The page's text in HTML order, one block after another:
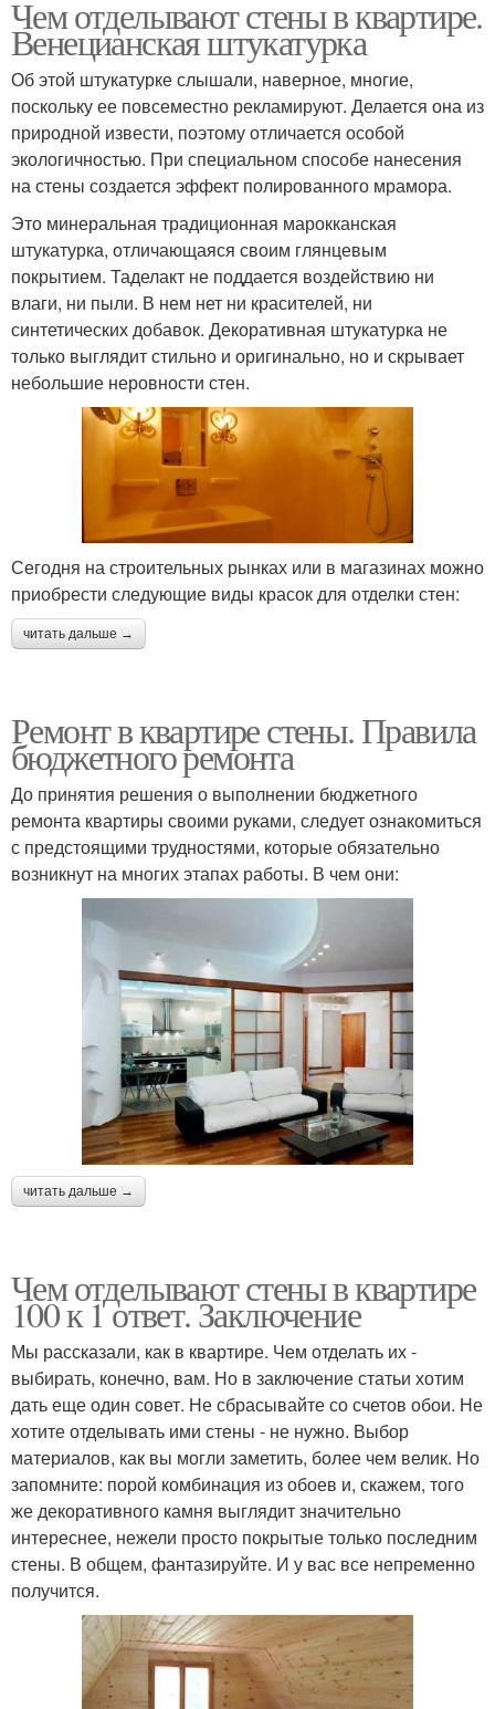
Чем отделывают стены в квартире.
Венецианская штукатурка
Об этой штукатурке слышали, наверное, многие,
поскольку ее повсеместно рекламируют. Делается она из
природной извести, поэтому отличается особой
экологичностью. При специальном способе нанесения
на стены создается эффект полированного мрамора.
Это минеральная традиционная марокканская
штукатурка, отличающаяся своим глянцевым
покрытием. Таделакт не поддается воздействию ни
влаги, ни пыли. В нем нет ни красителей, ни
синтетических добавок. Декоративная штукатурка не
только выглядит стильно и оригинально, но и скрывает
небольшие неровности стен.
Сегодня на строительных рынках или в магазинах можно
приобрести следующие виды красок для отделки стен:
читать дальше →
Ремонт в квартире стены. Правила
бюджетного ремонта
До принятия решения о выполнении бюджетного
ремонта квартиры своими руками, следует ознакомиться
с предстоящими трудностями, которые обязательно
возникнут на многих этапах работы. В чем они:
читать дальше →
Чем отделывают стены в квартире
100 к 1 ответ. Заключение
Мы рассказали, как в квартире. Чем отделать их -
выбирать, конечно, вам. Но в заключение статьи хотим
дать еще один совет. Не сбрасывайте со счетов обои. Не
хотите отделывать ими стены - не нужно. Выбор
материалов, как вы могли заметить, более чем велик. Но
запомните: порой комбинация из обоев и, скажем, того
же декоративного камня выглядит значительно
интереснее, нежели просто покрытые только последним
стены. В общем, фантазируйте. И у вас все непременно
получится.